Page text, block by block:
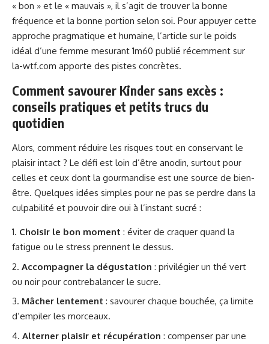
« bon » et le « mauvais », il s’agit de trouver la bonne
fréquence et la bonne portion selon soi. Pour appuyer cette
approche pragmatique et humaine, l’article sur le poids
idéal d’une femme mesurant 1m60 publié récemment sur
la-wtf.com apporte des pistes concrètes.
Comment savourer Kinder sans excès :
conseils pratiques et petits trucs du
quotidien
Alors, comment réduire les risques tout en conservant le
plaisir intact ? Le défi est loin d’être anodin, surtout pour
celles et ceux dont la gourmandise est une source de bien-
être. Quelques idées simples pour ne pas se perdre dans la
culpabilité et pouvoir dire oui à l’instant sucré :
Choisir le bon moment : éviter de craquer quand la
fatigue ou le stress prennent le dessus.
Accompagner la dégustation : privilégier un thé vert
ou noir pour contrebalancer le sucre.
Mâcher lentement : savourer chaque bouchée, ça limite
d’empiler les morceaux.
Alterner plaisir et récupération : compenser par une